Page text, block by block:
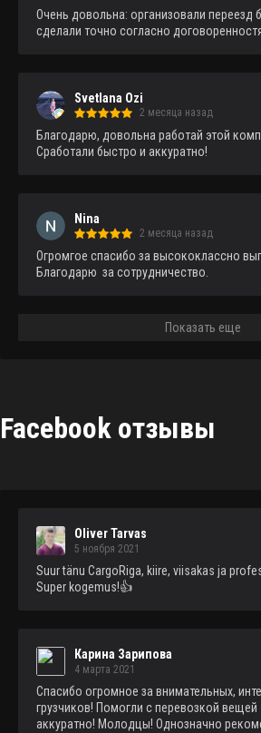
Очень довольна: организовали переезд
сделали точно согласно
Svetlana Ozi
2 месяца назад
Благодарю, довольна работай этой
Сработали быстро и аккуратно!
Nina
2 месяца назад
Огромгое спасибо за высококлассно
Благодарю  за сотрудничество.
Показать еще
Facebook отзывы
Oliver Tarvas
5 ноября 2021
Suur tänu CargoRiga, kiire, viisakas ja
Super kogemus!👍
Карина Зарипова
4 марта 2021
Спасибо огромное за внимательных,
грузчиков! Помогли с перевозкой вещей
аккуратно! Молодцы! Однозначно